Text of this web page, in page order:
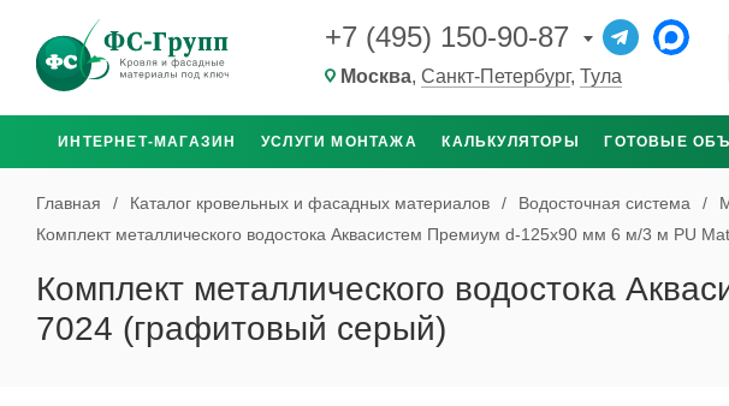
+7 (495) 150-90-87
Москва, Санкт-Петербург, Тула
ИНТЕРНЕТ-МАГАЗИН УСЛУГИ МОНТАЖА КАЛЬКУЛЯТОРЫ ГОТОВЫЕ
Главная / Каталог кровельных и фасадных материалов / Водосточная система /
Комплект металлического водостока Аквасистем Премиум d-125x90 мм 6 м/3 м PU
Комплект металлического водостока
7024 (графитовый серый)